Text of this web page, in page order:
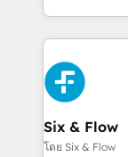
business, processes
complex use cases 🏆 CRM
Platform
Certified
casos de
concreto de
toma de 1 a
en paralelo
confirmamos
Empiezas a
mes. 🏆 HubSpot Partner of the Year 2022, máximo
Six & Flow
โดย Six & Flow